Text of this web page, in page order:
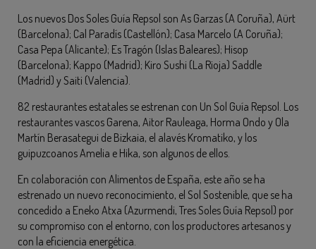
Los nuevos Dos Soles Guía Repsol son As Garzas (A Coruña), Aürt
(Barcelona); Cal Paradís (Castellón); Casa Marcelo (A Coruña);
Casa Pepa (Alicante); Es Tragón (Islas Baleares); Hisop
(Barcelona); Kappo (Madrid); Kiro Sushi (La Rioja) Saddle
(Madrid) y Saiti (Valencia).
82 restaurantes estatales se estrenan con Un Sol Guía Repsol. Los
restaurantes vascos Garena, Aitor Rauleaga, Horma Ondo y Ola
Martín Berasategui de Bizkaia, el alavés Kromatiko, y los
guipuzcoanos Amelia e Hika, son algunos de ellos.
En colaboración con Alimentos de España, este año se ha
estrenado un nuevo reconocimiento, el Sol Sostenible, que se ha
concedido a Eneko Atxa (Azurmendi, Tres Soles Guía Repsol) por
su compromiso con el entorno, con los productores artesanos y
con la eficiencia energética.